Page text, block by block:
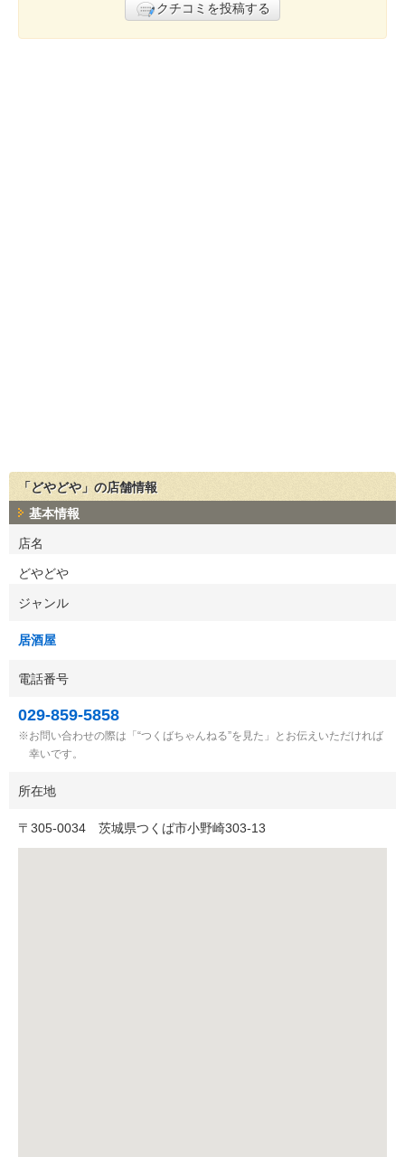
クチコミを投稿する
「どやどや」の店舗情報
基本情報
店名
どやどや
ジャンル
居酒屋
電話番号
029-859-5858
お問い合わせの際は「“つくばちゃんねる”を見た」とお伝えいただければ
幸いです。
所在地
〒 305-0034 茨城県つくば市小野崎303-13